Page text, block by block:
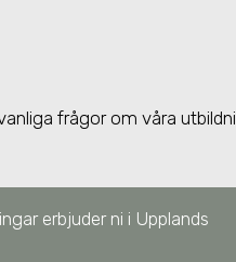
frågor om våra
erbjuder ni i Upplands